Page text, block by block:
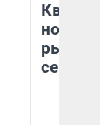
но
рынок